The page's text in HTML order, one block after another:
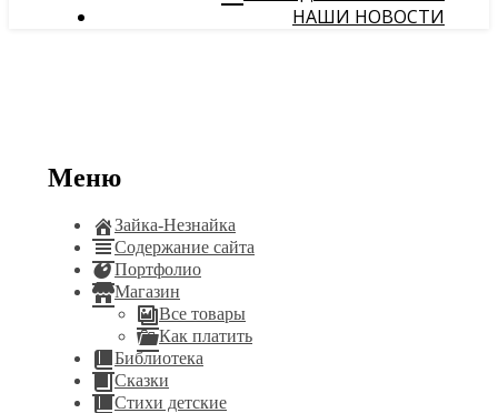
НАШИ НОВОСТИ
Меню
Зайка-Незнайка
Содержание сайта
Портфолио
Магазин
Все товары
Как платить
Библиотека
Сказки
Стихи детские